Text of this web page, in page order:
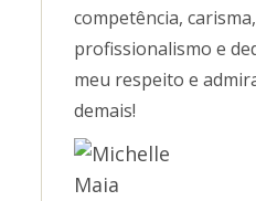
competência, carisma,
profissionalismo e
meu respeito e
demais!